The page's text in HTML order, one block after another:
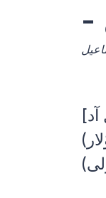
[اؤزل آد]تک ویا ترکیبی حالدا یئر آدی ]ismayılاوْلاراق ایشلهنیر، باخ:یئرآدلاری (ان آزی 12